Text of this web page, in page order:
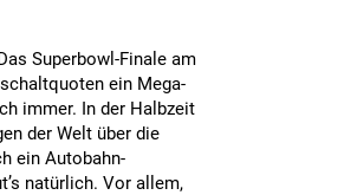
Superbowl-Finale am
ein Mega-
immer. In der Halbzeit
der Welt über die
ein Autobahn-
natürlich. Vor allem,